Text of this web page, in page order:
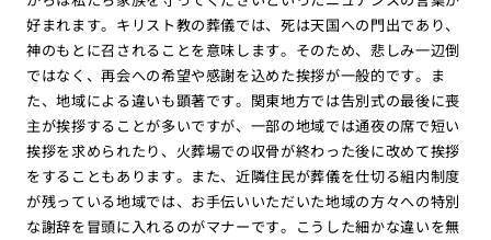
好まれます。キリスト教の葬儀では、死は天国への門出であり、
神のもとに召されることを意味します。そのため、悲しみ一辺倒
ではなく、再会への希望や感謝を込めた挨拶が一般的です。ま
た、地域による違いも顕著です。関東地方では告別式の最後に喪
主が挨拶することが多いですが、一部の地域では通夜の席で短い
挨拶を求められたり、火葬場での収骨が終わった後に改めて挨拶
をすることもあります。また、近隣住民が葬儀を仕切る組内制度
が残っている地域では、お手伝いいただいた地域の方々への特別
な謝辞を冒頭に入れるのがマナーです。こうした細かな違いを無